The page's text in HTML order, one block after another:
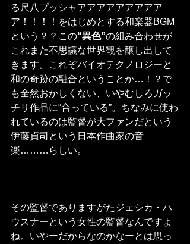
る尺八プッシャアアアアアアアアア
ア！！！！をはじめとする和楽器BGM
という？？この“異色”の組み合わせが
これまた不思議な世界観を醸し出して
きます。これぞバイオテクノロジーと
和の奇跡の融合ということか…！？で
も全然おかしくない、いやむしろガッ
チリ作品に“合っている”。ちなみに使わ
れているのは監督が大ファンだという
伊藤貞司という日本作曲家の音
楽………らしい。
その監督でありますがたジェシカ・ハ
ウスナーという女性の監督なんですよ
ね。いやーだからなのかなーとは思っ